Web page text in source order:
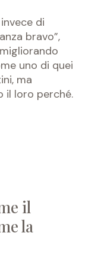
di
bravo”,
uno di quei
ma
il loro perché.
il
la